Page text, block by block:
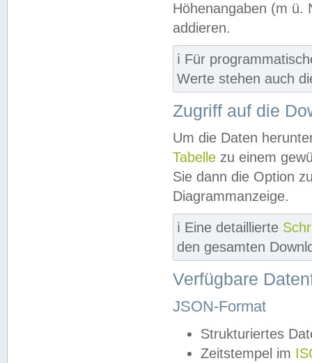
Höhenangaben (m ü.
addieren.
ℹ️ Für
Werte stehen auch
Zugriff auf die
Um die Daten
Tabelle zu einem
Sie dann die Option
Diagrammanzeige.
ℹ️ Eine detaillierte
den gesamten
Verfügbare
JSON-Format
Strukturiertes
Zeitstempel im